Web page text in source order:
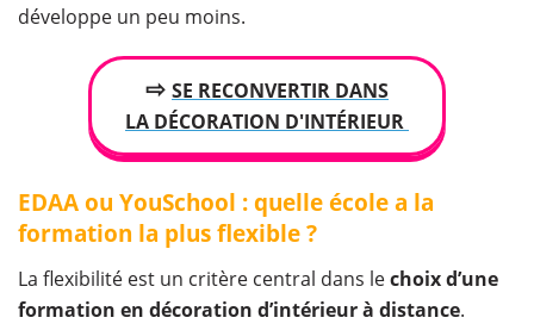
développe un peu moins.
⇨ SE RECONVERTIR DANS
LA DÉCORATION D'INTÉRIEUR
EDAA ou YouSchool : quelle école a la
formation la plus flexible ?
La flexibilité est un critère central dans lechoix d’une
formation en décoration d’intérieur à distance.